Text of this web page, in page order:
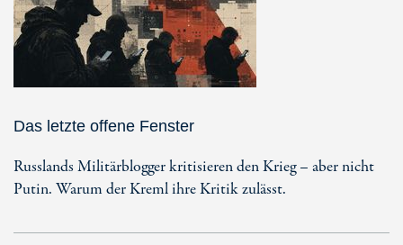
Das letzte offene Fenster
Russlands Militärblogger kritisieren den Krieg – aber nicht
Putin. Warum der Kreml ihre Kritik zulässt.